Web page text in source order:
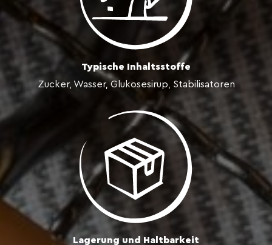
Typische Inhaltsstoffe
Zucker, Wasser, Glukosesirup, Stabilisatoren
Lagerung und Haltbarkeit